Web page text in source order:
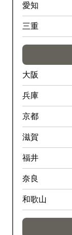
愛知
三重
大阪
兵庫
京都
滋賀
福井
奈良
和歌山